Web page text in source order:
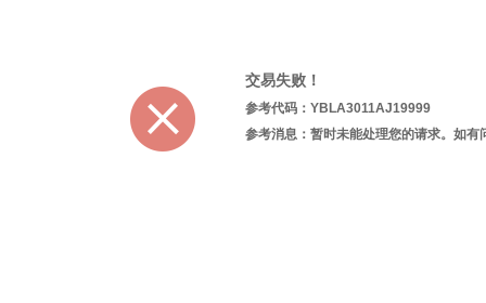
交易失败！
参考代码：YBLA3011AJ19999
参考消息：暂时未能处理您的请求。如